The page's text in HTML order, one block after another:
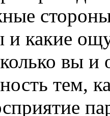
и какие
вы и
тем,